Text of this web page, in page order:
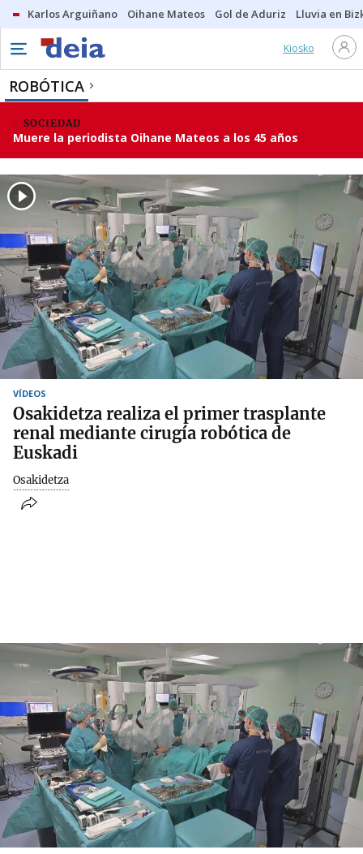
Karlos Arguiñano Oihane Mateos Gol de Aduriz Lluvia en
Kiosko
ROBÓTICA
SOCIEDAD
Muere la periodista Oihane Mateos a los 45 años
VÍDEOS
Osakidetza realiza el primer trasplante
renal mediante cirugía robótica de
Euskadi
Osakidetza